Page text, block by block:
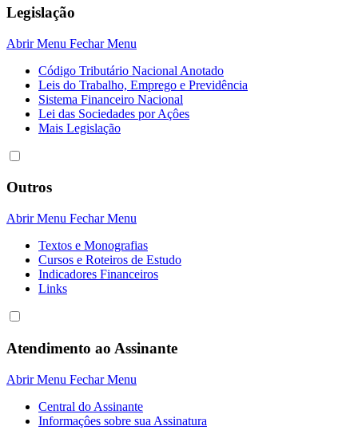
Legislação
Abrir Menu Fechar Menu
Código Tributário Nacional Anotado
Leis do Trabalho, Emprego e Previdência
Sistema Financeiro Nacional
Lei das Sociedades por Açôes
Mais Legislação
Outros
Abrir Menu Fechar Menu
Textos e Monografias
Cursos e Roteiros de Estudo
Indicadores Financeiros
Links
Atendimento ao Assinante
Abrir Menu Fechar Menu
Central do Assinante
Informaçôes sobre sua Assinatura